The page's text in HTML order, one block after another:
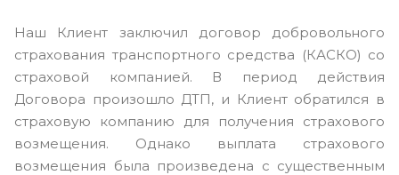
Наш Клиент заключил договор добровольного
страхования транспортного средства (КАСКО) со
страховой компанией. В период действия
Договора произошло ДТП, и Клиент обратился в
страховую компанию для получения страхового
возмещения. Однако выплата страхового
возмещения была произведена с существенным